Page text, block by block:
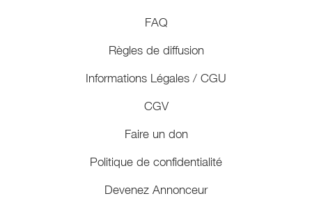
FAQ
Règles de diffusion
Informations Légales / CGU
CGV
Faire un don
Politique de confidentialité
Devenez Annonceur